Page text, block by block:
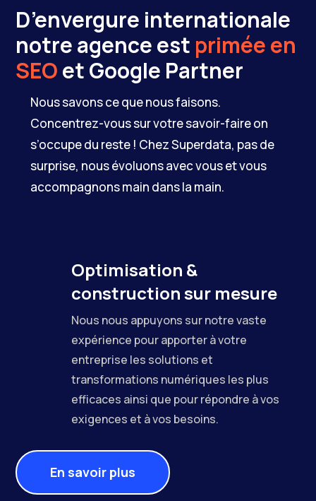
D’envergure internationale
notre agence est primée en
SEOet Google Partner
Nous savons ce que nous faisons.
Concentrez-vous sur votre savoir-faire on
s’occupe du reste ! Chez Superdata, pas de
surprise, nous évoluons avec vous et vous
accompagnons main dans la main.
Optimisation &
construction sur mesure
Nous nous appuyons sur notre vaste
expérience pour apporter à votre
entreprise les solutions et
transformations numériques les plus
efficaces ainsi que pour répondre à vos
exigences et à vos besoins.
En savoir plus